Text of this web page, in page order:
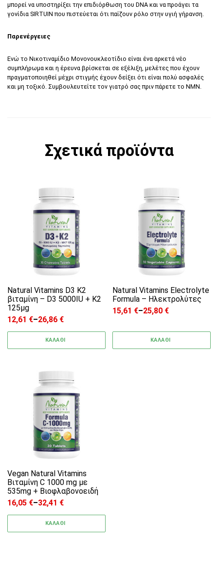
μπορεί να υποστηρίξει την επιδιόρθωση του DNA και να προάγει τα
γονίδια SIRTUIN που πιστεύεται ότι παίζουν ρόλο στην υγιή γήρανση.
Παρενέργειες
Ενώ το Νικοτιναμίδιο Μονονουκλεοτίδιο είναι ένα αρκετά νέο
συμπλήρωμα και η έρευνα βρίσκεται σε εξέλιξη, μελέτες που έχουν
πραγματοποιηθεί μέχρι στιγμής έχουν δείξει ότι είναι πολύ ασφαλές
και μη τοξικό. Συμβουλευτείτε τον γιατρό σας πριν πάρετε το NMN.
Σχετικά προϊόντα
Natural Vitamins D3 K2
βιταμίνη – D3 5000IU + K2
125μg
12,61 €–26,86 €
Price range: 12,61 € through 26,86 €
ΚΑΛΑΘΙ
Αυτό το προϊόν έχει πολλαπλές
Natural Vitamins Electrolyte
Formula – Ηλεκτρολύτες
15,61 €–25,80 €
Price range: 15,61 € through
ΚΑΛΑΘΙ
Αυτό το προϊόν έχει
Vegan Natural Vitamins
Βιταμίνη C 1000 mg με
535mg + Bιοφλαβονοειδή
16,05 €–32,41 €
Price range: 16,05 € through 32,41 €
ΚΑΛΑΘΙ
Αυτό το προϊόν έχει πολλαπλές